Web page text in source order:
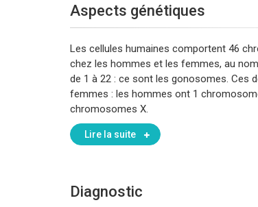
Aspects génétiques
Les cellules humaines comportent 46
chez les hommes et les femmes, au
de 1 à 22 : ce sont les gonosomes. Ces
femmes : les hommes ont 1
chromosomes X.
Lire la suite
Diagnostic